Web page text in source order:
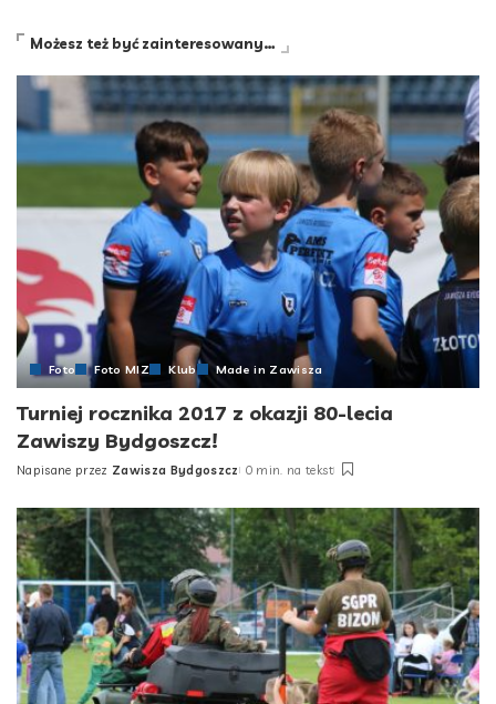
Możesz też być zainteresowany…
Foto Foto MIZ Klub Made in Zawisza
Turniej rocznika 2017 z okazji 80-lecia
Zawiszy Bydgoszcz!
Posted
Napisane przez Zawisza Bydgoszcz 0 min. na tekst